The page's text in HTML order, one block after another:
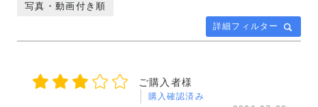
詳細フィルター
写真・動画付き順
ご購入者様
購入確認済み